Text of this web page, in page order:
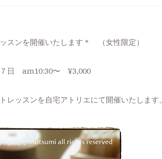
スンを開催いたします＊ （女性限定）
７日 am10:30〜 ¥3,000
レッスンを自宅アトリエにて開催いたします。